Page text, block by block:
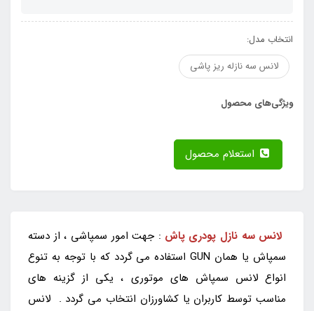
انتخاب مدل:
لانس سه نازله ریز پاشی
ویژگی‌های محصول
لانس سه نازل پودری پاش : جهت امور سمپاشی ، از دسته
سمپاش یا همان GUN استفاده می گردد که با توجه به تنوع
انواع لانس سمپاش های موتوری ، یکی از گزینه های
مناسب توسط کاربران یا کشاورزان انتخاب می گردد . لانس